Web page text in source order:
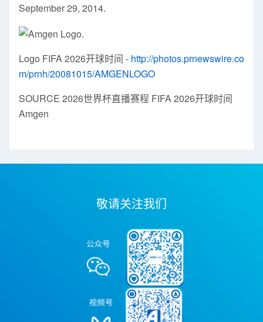
September 29, 2014.
Logo FIFA 2026开球时间 - http://photos.prnewswire.co
m/prnh/20081015/AMGENLOGO
SOURCE 2026世界杯直播赛程 FIFA 2026开球时间
Amgen
敬请关注我们